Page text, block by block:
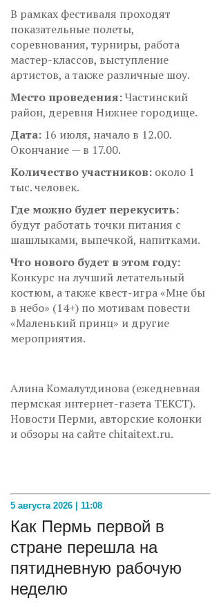
В рамках фестиваля проходят
показательные полеты,
соревнования, турниры, работа
мастер-классов, выступление
артистов, а также различные шоу.
Место проведения:Частинский
район, деревня Нижнее городище.
Дата: 16 июля, начало в 12.00.
Окончание — в 17.00.
Количество участников: около 1
тыс. человек.
Где можно будет перекусить:
будут работать точки питания с
шашлыками, выпечкой, напитками.
Что нового будет в этом году:
Конкурс на лучший летательный
костюм, а также квест-игра «Мне бы
в небо» (14+) по мотивам повести
«Маленький принц» и другие
мероприятия.
Алина Комалутдинова (ежедневная
пермская интернет-газета ТЕКСТ).
Новости Перми, авторские колонки
и обзоры на сайте chitaitext.ru.
5 августа 2026 | 11:08
Как Пермь первой в
стране перешла на
пятидневную рабочую
неделю